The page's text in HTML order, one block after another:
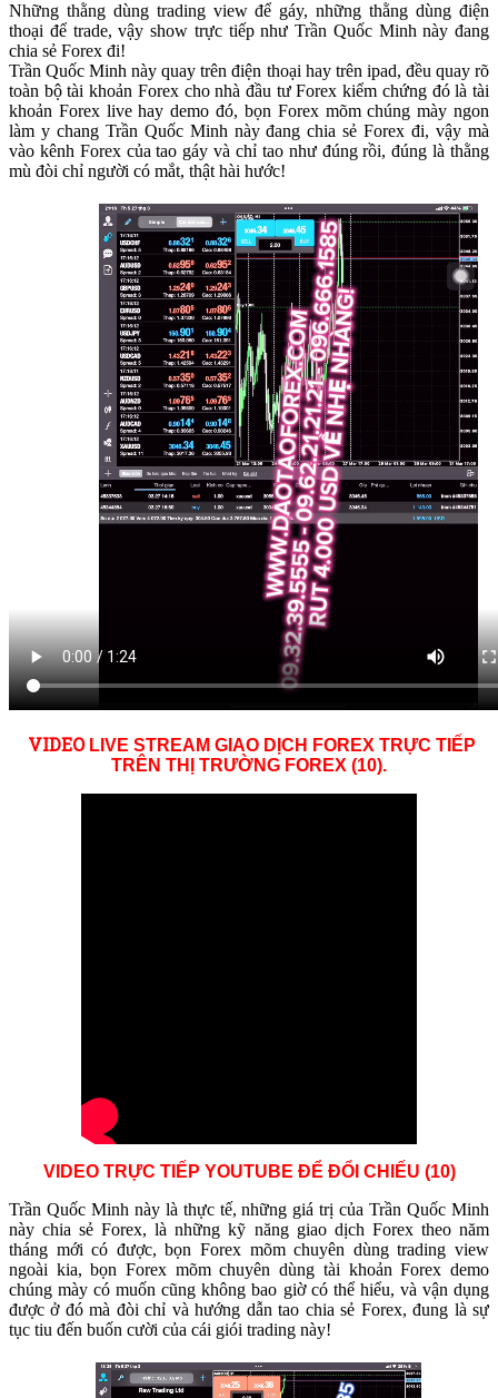
Những thằng dùng trading view để gáy, những thằng dùng điện
thoại để trade, vậy show trực tiếp như Trần Quốc Minh này đang
chia sẻ Forex đi!
Trần Quốc Minh này quay trên điện thoại hay trên ipad, đều quay rõ
toàn bộ tài khoản Forex cho nhà đầu tư Forex kiểm chứng đó là tài
khoản Forex live hay demo đó, bọn Forex mõm chúng mày ngon
làm y chang Trần Quốc Minh này đang chia sẻ Forex đi, vậy mà
vào kênh Forex của tao gáy và chỉ tao như đúng rồi, đúng là thằng
mù đòi chỉ người có mắt, thật hài hước!
VIDEOLIVE STREAM GIAO DỊCH FOREX TRỰC TIẾP
TRÊN THỊ TRƯỜNG FOREX (10).
VIDEO TRỰC TIẾP YOUTUBE ĐỂ ĐỔI CHIẾU (10)
Trần Quốc Minh này là thực tế, những giá trị của Trần Quốc Minh
này chia sẻ Forex, là những kỹ năng giao dịch Forex theo năm
tháng mới có được, bọn Forex mõm chuyên dùng trading view
ngoài kia, bọn Forex mõm chuyên dùng tài khoản Forex demo
chúng mày có muốn cũng không bao giờ có thể hiểu, và vận dụng
được ở đó mà đòi chỉ và hướng dẫn tao chia sẻ Forex, đung là sự
tục tiu đến buốn cười của cái giói trading này!